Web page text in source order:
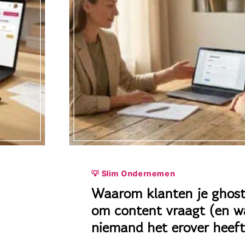
💡 Slim Ondernemen
Waarom klanten je
om content vraagt (en
niemand het erover